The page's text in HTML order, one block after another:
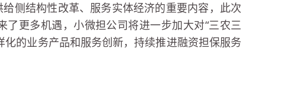
侧结构性改革、服务实体经济的重要内容，此次
更多机遇，小微担公司将进一步加大对“三农三
的业务产品和服务创新，持续推进融资担保服务